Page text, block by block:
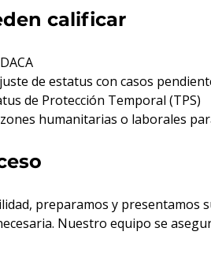
calificar
de estatus con casos
de Protección Temporal (TPS)
humanitarias o laborales
preparamos y presentamos
Nuestro equipo se